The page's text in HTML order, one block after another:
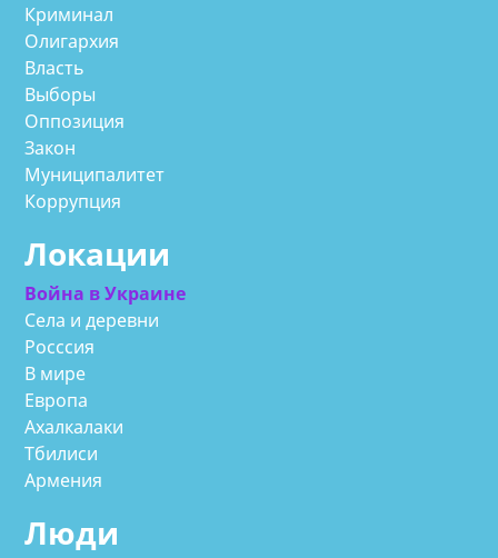
Криминал
Олигархия
Власть
Выборы
Оппозиция
Закон
Муниципалитет
Коррупция
Локации
Война в Украине
Села и деревни
Росссия
В мире
Европа
Ахалкалаки
Тбилиси
Армения
Люди